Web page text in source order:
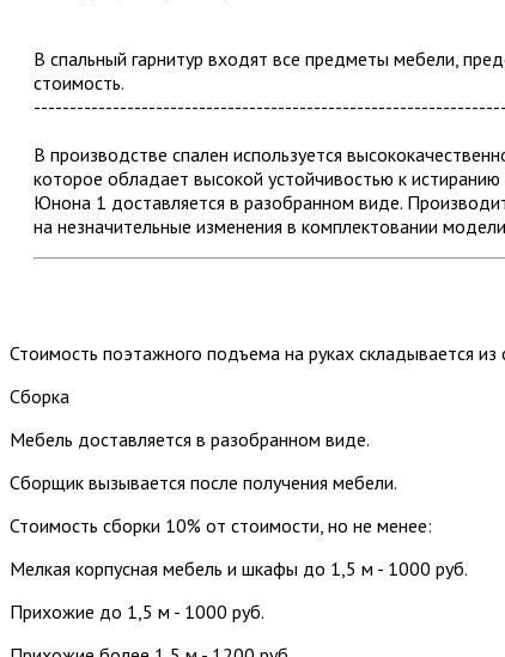
В спальный гарнитур входят все предметы мебели,
стоимость.
В производстве спален используется
которое обладает высокой устойчивостью к
Юнона 1 доставляется в разобранном виде.
на незначительные изменения в комплектовании
Стоимость поэтажного подъема на руках складывается
Сборка
Мебель доставляется в разобранном виде.
Сборщик вызывается после получения мебели.
Стоимость сборки 10% от стоимости, но не менее:
Мелкая корпусная мебель и шкафы до 1,5 м - 1000 руб.
Прихожие до 1,5 м - 1000 руб.